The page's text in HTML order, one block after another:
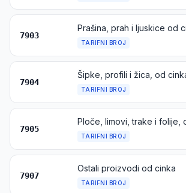
7903
Prašina, prah i ljuskice od
TARIFNI BROJ
7904
Šipke, profili i žica, od
TARIFNI BROJ
7905
TARIFNI BROJ
7907
Ostali proizvodi od cinka
TARIFNI BROJ